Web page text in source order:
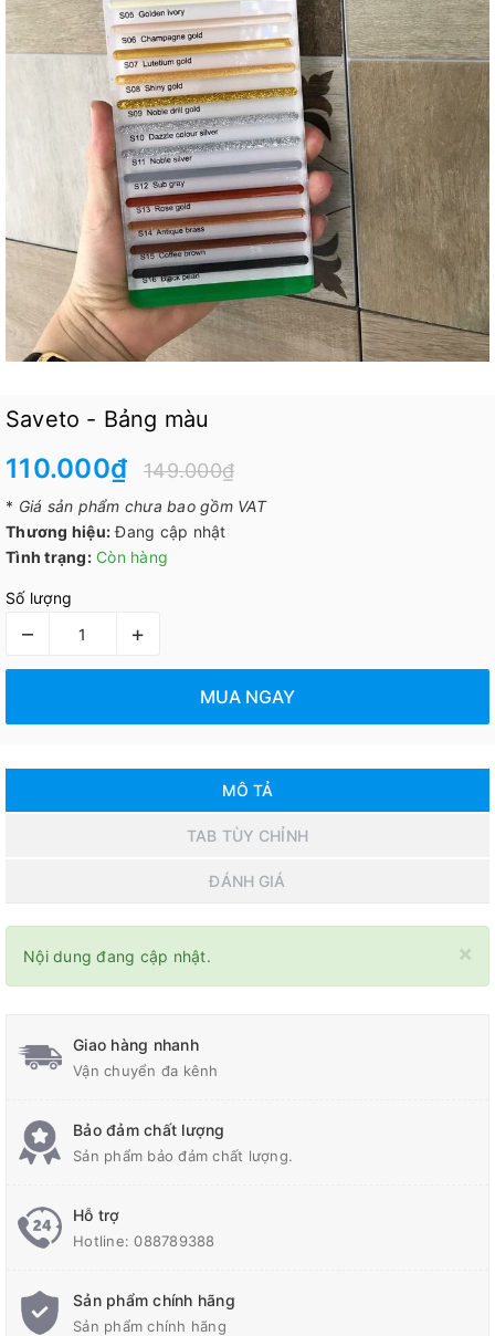
Saveto - Bảng màu
110.000₫ 149.000₫
* Giá sản phẩm chưa bao gồm VAT
Thương hiệu: Đang cập nhật
Tình trạng: Còn hàng
Số lượng
– +
MUA NGAY
MÔ TẢ
TAB TÙY CHỈNH
ĐÁNH GIÁ
×
Nội dung đang cập nhật.
Giao hàng nhanh
Vận chuyển đa kênh
Bảo đảm chất lượng
Sản phẩm bảo đảm chất lượng.
Hỗ trợ
Hotline:088789388
Sản phẩm chính hãng
Sản phẩm chính hãng